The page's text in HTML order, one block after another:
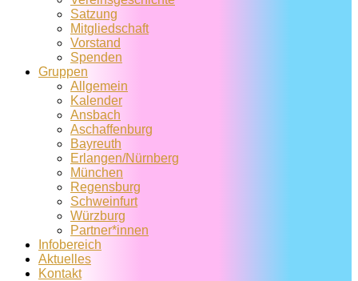
Satzung
Mitglied­schaft
Vorstand
Spenden
Gruppen
Allgemein
Kalender
Ansbach
Aschaffenburg
Bayreuth
Erlangen/Nürnberg
München
Regensburg
Schweinfurt
Würzburg
Partner*innen
Infobereich
Aktuelles
Kontakt